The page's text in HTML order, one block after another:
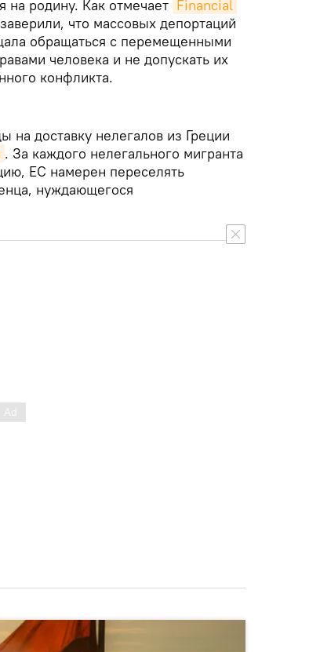
на родину. Как отмечает Financial
что массовых депортаций
обращаться с перемещенными
человека и не допускать их
конфликта.
на доставку нелегалов из Греции
. За каждого нелегального мигранта
ЕС намерен переселять
нуждающегося